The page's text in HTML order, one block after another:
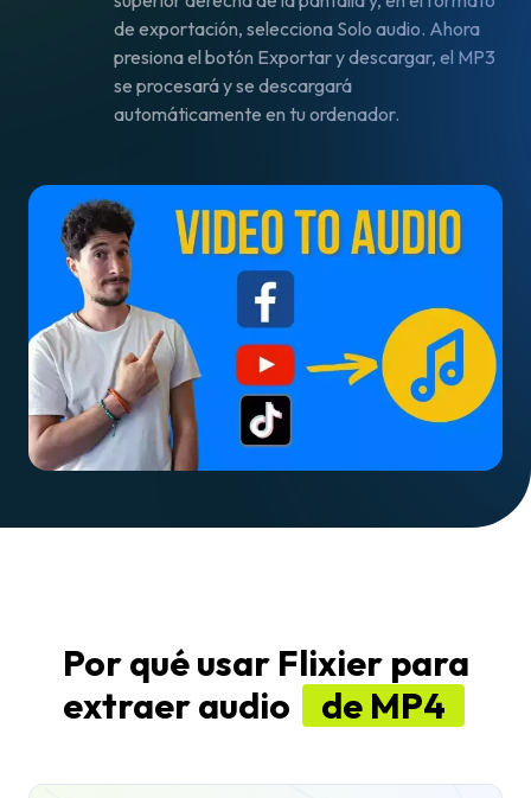
de exportación, selecciona Solo audio. Ahora
presiona el botón Exportar y descargar, el MP3
se procesará y se descargará
automáticamente en tu ordenador.
Por qué usar Flixier para
extraer audio
de MP4